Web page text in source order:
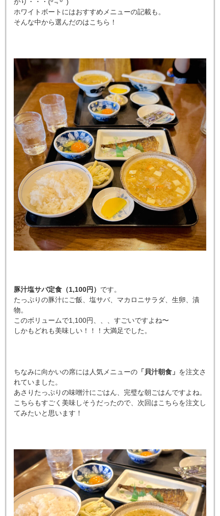
かり・・・(º ﹃ º )
ホワイトボートにはおすすめメニューの記載も。
そんな中から選んだのはこちら！
豚汁塩サバ定食（1,100円） です。
たっぷりの豚汁にご飯、塩サバ、マカロニサラダ、生卵、漬
物。
このボリュームで1,100円、、、すごいですよね〜
しかもどれも美味しい！！！大満足でした。
ちなみに向かいの席には人気メニューの 「貝汁朝食」 を注文さ
れていました。
あさりたっぷりの味噌汁にごはん、完璧な朝ごはんですよね。
こちらもすごく美味しそうだったので、次回はこちらを注文し
てみたいと思います！